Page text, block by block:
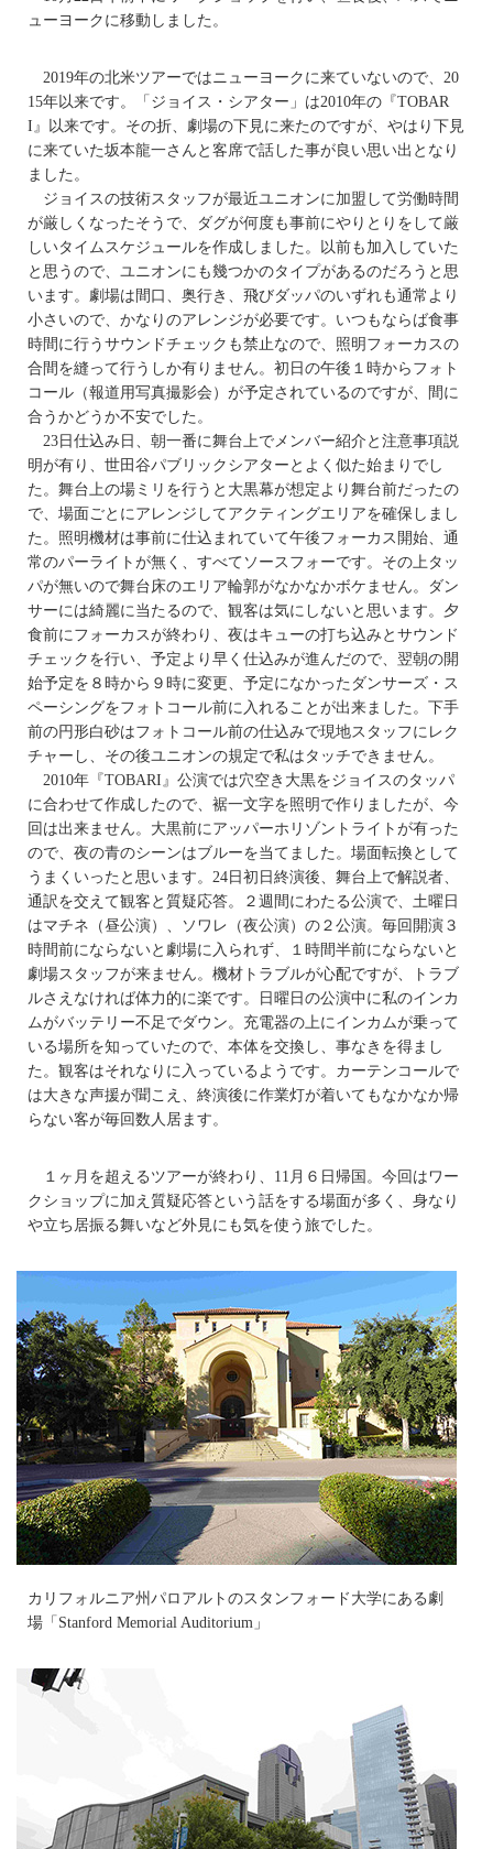
ューヨークに移動しました。
2019年の北米ツアーではニューヨークに来ていないので、20
15年以来です。「ジョイス・シアター」は2010年の『TOBAR
I』以来です。その折、劇場の下見に来たのですが、やはり下見
に来ていた坂本龍一さんと客席で話した事が良い思い出となり
ました。
ジョイスの技術スタッフが最近ユニオンに加盟して労働時間
が厳しくなったそうで、ダグが何度も事前にやりとりをして厳
しいタイムスケジュールを作成しました。以前も加入していた
と思うので、ユニオンにも幾つかのタイプがあるのだろうと思
います。劇場は間口、奥行き、飛びダッパのいずれも通常より
小さいので、かなりのアレンジが必要です。いつもならば食事
時間に行うサウンドチェックも禁止なので、照明フォーカスの
合間を縫って行うしか有りません。初日の午後１時からフォト
コール（報道用写真撮影会）が予定されているのですが、間に
合うかどうか不安でした。
23日仕込み日、朝一番に舞台上でメンバー紹介と注意事項説
明が有り、世田谷パブリックシアターとよく似た始まりでし
た。舞台上の場ミリを行うと大黒幕が想定より舞台前だったの
で、場面ごとにアレンジしてアクティングエリアを確保しまし
た。照明機材は事前に仕込まれていて午後フォーカス開始、通
常のパーライトが無く、すべてソースフォーです。その上タッ
パが無いので舞台床のエリア輪郭がなかなかボケません。ダン
サーには綺麗に当たるので、観客は気にしないと思います。夕
食前にフォーカスが終わり、夜はキューの打ち込みとサウンド
チェックを行い、予定より早く仕込みが進んだので、翌朝の開
始予定を８時から９時に変更、予定になかったダンサーズ・ス
ペーシングをフォトコール前に入れることが出来ました。下手
前の円形白砂はフォトコール前の仕込みで現地スタッフにレク
チャーし、その後ユニオンの規定で私はタッチできません。
2010年『TOBARI』公演では穴空き大黒をジョイスのタッパ
に合わせて作成したので、裾一文字を照明で作りましたが、今
回は出来ません。大黒前にアッパーホリゾントライトが有った
ので、夜の青のシーンはブルーを当てました。場面転換として
うまくいったと思います。24日初日終演後、舞台上で解説者、
通訳を交えて観客と質疑応答。２週間にわたる公演で、土曜日
はマチネ（昼公演）、ソワレ（夜公演）の２公演。毎回開演３
時間前にならないと劇場に入られず、１時間半前にならないと
劇場スタッフが来ません。機材トラブルが心配ですが、トラブ
ルさえなければ体力的に楽です。日曜日の公演中に私のインカ
ムがバッテリー不足でダウン。充電器の上にインカムが乗って
いる場所を知っていたので、本体を交換し、事なきを得まし
た。観客はそれなりに入っているようです。カーテンコールで
は大きな声援が聞こえ、終演後に作業灯が着いてもなかなか帰
らない客が毎回数人居ます。
１ヶ月を超えるツアーが終わり、11月６日帰国。今回はワー
クショップに加え質疑応答という話をする場面が多く、身なり
や立ち居振る舞いなど外見にも気を使う旅でした。
カリフォルニア州パロアルトのスタンフォード大学にある劇
場「Stanford Memorial Auditorium」